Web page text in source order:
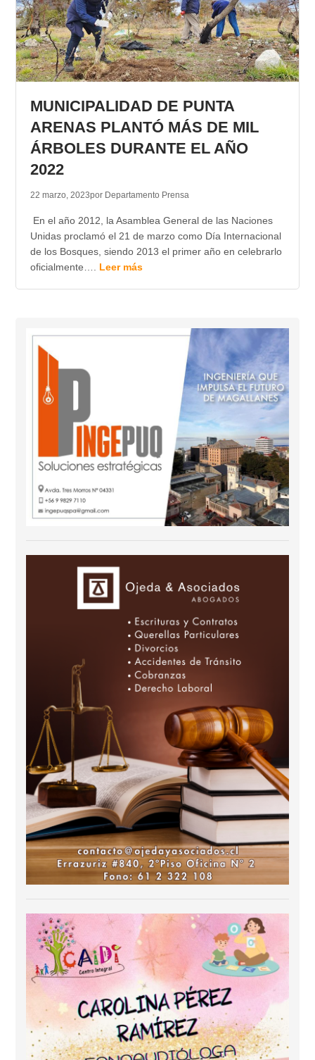
MUNICIPALIDAD DE PUNTA
ARENAS PLANTÓ MÁS DE MIL
ÁRBOLES DURANTE EL AÑO
2022
22 marzo, 2023por Departamento Prensa
En el año 2012, la Asamblea General de las Naciones
Unidas proclamó el 21 de marzo como Día Internacional
de los Bosques, siendo 2013 el primer año en celebrarlo
oficialmente…. Leer más